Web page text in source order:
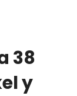
38
y